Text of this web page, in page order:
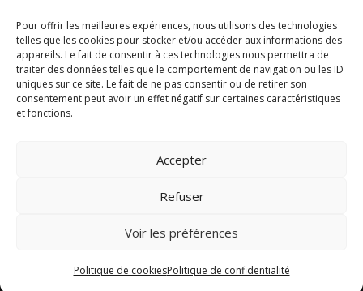
Pour offrir les meilleures expériences, nous utilisons des technologies
telles que les cookies pour stocker et/ou accéder aux informations des
appareils. Le fait de consentir à ces technologies nous permettra de
traiter des données telles que le comportement de navigation ou les ID
uniques sur ce site. Le fait de ne pas consentir ou de retirer son
consentement peut avoir un effet négatif sur certaines caractéristiques
et fonctions.
Accepter
Refuser
Voir les préférences
Politique de cookiesPolitique de confidentialité
Facturation
610, rue Chef Jean Picard, Wendake, QC G0A 4V0
https://kwahiatonhk.com/
Alvéole Média|